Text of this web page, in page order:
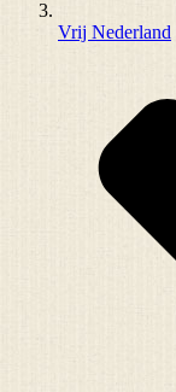
Vrij Nederland